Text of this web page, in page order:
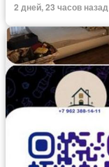
2 дней, 23 часов назад